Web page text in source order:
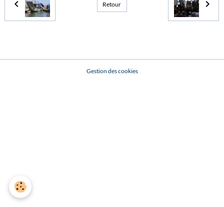
Retour
Gestion des cookies